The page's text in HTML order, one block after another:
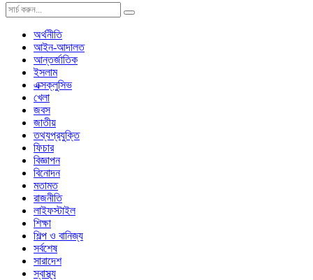
অর্থনীতি
আইন-আদালত
আন্তর্জাতিক
ইসলাম
এক্সক্লুসিভ
খেলা
জবস
জাতীয়
তথ্যপ্রযুক্তি
ফিচার
বিজ্ঞাপন
বিনোদন
মতামত
রাজনীতি
লাইফস্টাইল
শিক্ষা
শিল্প ও বানিজ্য
সর্বশেষ
সারাদেশ
স্বাস্থ্য